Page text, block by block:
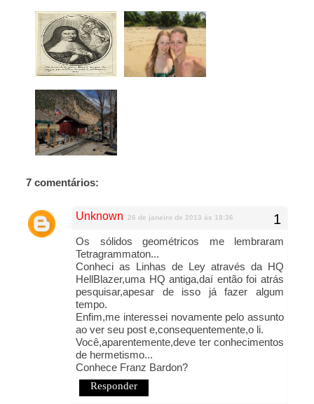
7 comentários:
Unknown 26 de janeiro de 2013 às 18:36
Os sólidos geométricos me lembraram
Tetragrammaton...
Conheci as Linhas de Ley através da HQ
HellBlazer,uma HQ antiga,daí então foi atrás
pesquisar,apesar de isso já fazer algum
tempo.
Enfim,me interessei novamente pelo assunto
ao ver seu post e,consequentemente,o li.
Você,aparentemente,deve ter conhecimentos
de hermetismo...
Conhece Franz Bardon?
Responder